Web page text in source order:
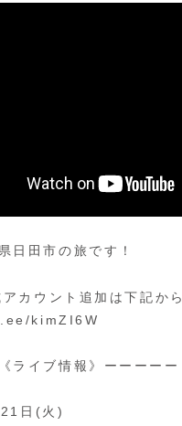
日田市の旅です！
カウント追加は下記から
kimZI6W
ライブ情報》ーーーーー
日(火)